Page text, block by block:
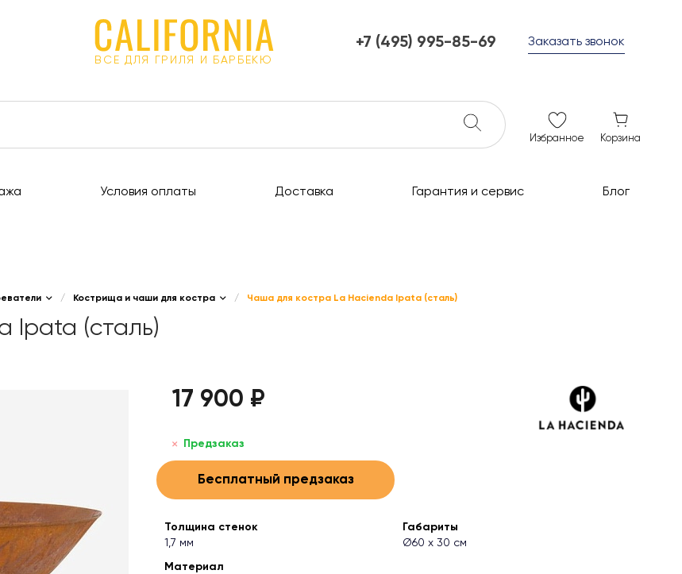
ВСЕ ДЛЯ ГРИЛЯ И БАРБЕКЮ
+7 (495) 995-85-69
ежедневно с 10 до 21
Заказать звонок
Избранное Корзина
Условия оплаты Доставка Гарантия и сервис Блог
/ Кострища и чаши для костра / Чаша для костра La Hacienda Ipata (сталь)
Ipata (сталь)
17 900 ₽
Предзаказ
Бесплатный предзаказ
Толщина стенок
1,7 мм
Габариты
Ø60 х 30 см
Материал